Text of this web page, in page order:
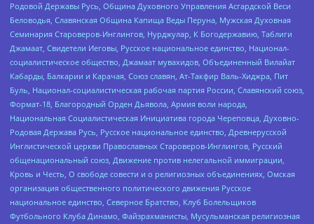
Родовой Державы Русь, Община Духовного Управления Асгардской Веси
Беловодья, Славянская Община Капища Веды Перуна, Мужская Духовная
Семинария Староверов-Инглингов, Нурджулар, К Богодержавию, Таблиги
Джамаат, Свидетели Иеговы, Русское национальное единство, Национал-
социалистическое общество, Джамаат мувахидов, Объединенный Вилайат
Кабарды, Балкарии и Карачая, Союз славян, Ат-Такфир Валь-Хиджра, Пит
Буль, Национал-социалистическая рабочая партия России, Славянский союз,
Формат-18, Благородный Орден Дьявола, Армия воли народа,
Национальная Социалистическая Инициатива города Череповца, Духовно-
Родовая Держава Русь, Русское национальное единство, Древнерусской
Инглистической церкви Православных Староверов-Инглингов, Русский
общенациональный союз, Движение против нелегальной иммиграции,
Кровь и Честь, О свободе совести и о религиозных объединениях, Омская
организация общественного политического движения Русское
национальное единство, Северное Братство, Клуб Болельщиков
Футбольного Клуба Динамо, Файзрахманисты, Мусульманская религиозная